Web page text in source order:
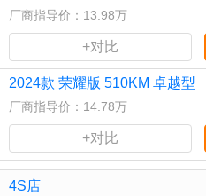
厂商指导价：13.98万
+对比
2024款 荣耀版 510KM 卓越型
厂商指导价：14.78万
+对比
4S店